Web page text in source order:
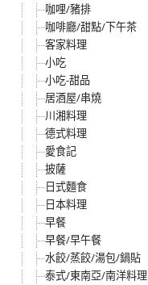
咖哩/豬排
咖啡廳/甜點/下午茶
客家料理
小吃
小吃-甜品
居酒屋/串燒
川湘料理
德式料理
愛食記
披薩
日式麵食
日本料理
早餐
早餐/早午餐
水餃/蒸餃/湯包/鍋貼
泰式/東南亞/南洋料理